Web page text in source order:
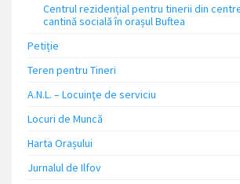
Centrul rezidențial pentru tinerii din
cantină socială în orașul Buftea
Petiție
Teren pentru Tineri
A.N.L. – Locuinţe de serviciu
Locuri de Muncă
Harta Orașului
Jurnalul de Ilfov